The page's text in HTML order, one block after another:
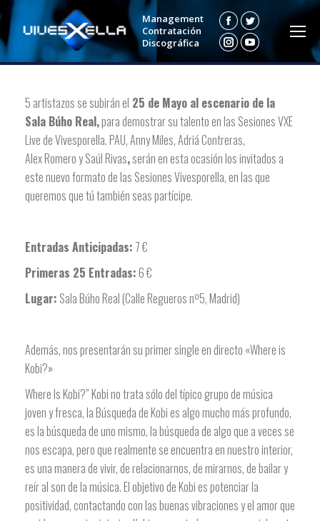
Management
Contratación
Discográfica
FacebookTwitter
Instagram
YouTube
5 artistazos se subirán el 25 de Mayo al escenario de la
Sala Búho Real,para demostrar su talento en las Sesiones VXE
Live de Vivesporella. PAU, Anny Miles, Adriá Contreras,
Alex Romero y Saúl Rivas,serán en esta ocasión los invitados a
este nuevo formato de las Sesiones Vivesporella, en las que
queremos que tú también seas partícipe.
Entradas Anticipadas: 7 €
Primeras 25 Entradas:6 €
Lugar: Sala Búho Real (Calle Regueros nº5, Madrid)
Además, nos presentarán su primer single en directo «Where is
Kobi?»
Where Is Kobi?” Kobi no trata sólo del típico grupo de música
joven y fresca, la Búsqueda de Kobi es algo mucho más profundo,
es la búsqueda de uno mismo, la búsqueda de algo que a veces se
nos escapa, pero que realmente se encuentra en nuestro interior,
es una manera de vivir, de relacionarnos, de mirarnos, de bailar y
reír al son de la música. El objetivo de Kobi es potenciar la
positividad, contactando con las buenas vibraciones y el amor que